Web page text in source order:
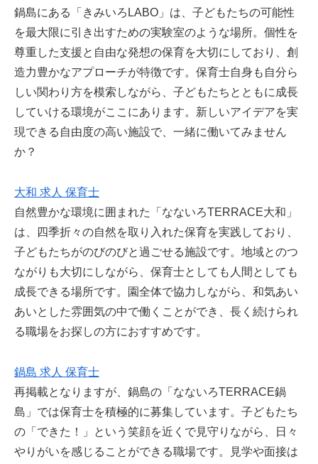
鍋島にある「きみいろLABO」は、子どもたちの可能性
を最大限に引き出すための実験室のような場所。個性を
尊重した支援と自由な発想の保育を大切にしており、創
造力豊かなアプローチが特徴です。保育士自身も自分ら
しい関わり方を模索しながら、子どもたちとともに成長
していける環境がここにあります。新しいアイデアを実
現できる自由度の高い施設で、一緒に働いてみません
か？
大和 求人 保育士
自然豊かな環境に囲まれた「なないろTERRACE大和」
は、四季折々の自然を取り入れた保育を実践しており、
子どもたちがのびのびと過ごせる施設です。地域とのつ
ながりも大切にしながら、保育士としても人間としても
成長できる場所です。園全体で協力しながら、和気あい
あいとした雰囲気の中で働くことができ、長く続けられ
る職場をお探しの方におすすめです。
鍋島 求人 保育士
再掲載となりますが、鍋島の「なないろTERRACE鍋
島」では保育士を積極的に募集しています。子どもたち
の「できた！」という笑顔を近くで見守りながら、日々
やりがいを感じることができる職場です。見学や面接は